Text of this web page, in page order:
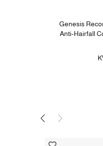
Genesis
Anti-Hairfall